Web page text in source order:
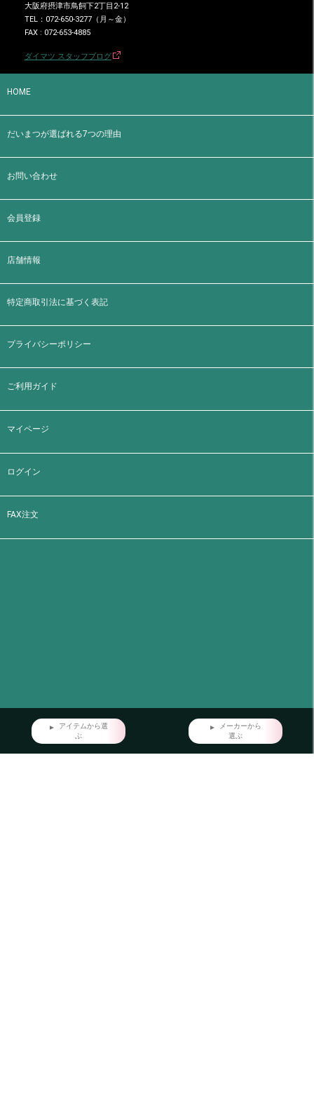
大阪府摂津市鳥飼下2丁目2-12
TEL：072-650-3277（月～金）
FAX : 072-653-4885
ダイマツ スタッフブログ
HOME
だいまつが選ばれる7つの理由
お問い合わせ
会員登録
店舗情報
特定商取引法に基づく表記
プライバシーポリシー
ご利用ガイド
マイページ
ログイン
FAX注文
アイテムから選
ぶ
メーカーから
選ぶ